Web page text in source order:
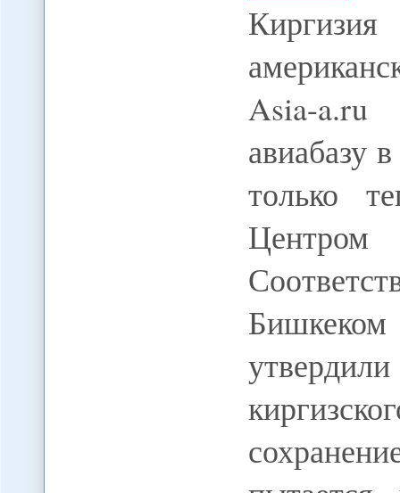
Asia-
авиабазу
только